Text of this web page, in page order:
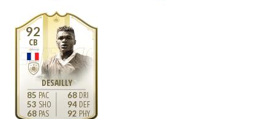
92
CB
DESAILLY
85
53
68
68
94
92